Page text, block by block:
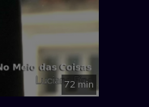
72 min